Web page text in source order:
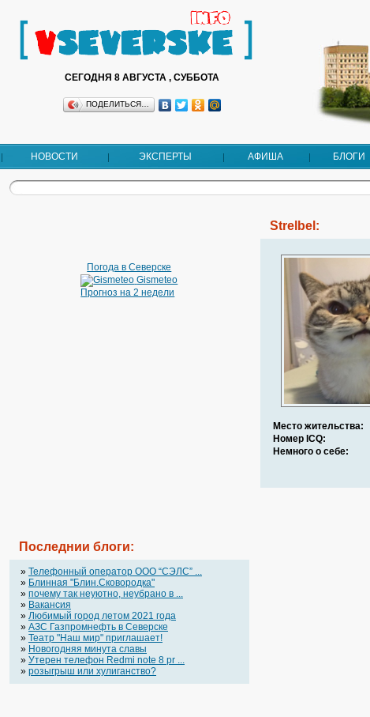
СЕГОДНЯ 8 АВГУСТА , СУББОТА
ПОДЕЛИТЬСЯ…
НОВОСТИ ЭКСПЕРТЫ АФИША БЛОГИ
Погода в Северске
Gismeteo
Прогноз на 2 недели
Последнии блоги:
» Телефонный оператор OOO “СЭЛС” ...
» Блинная "Блин.Сковородка"
» почему так неуютно, неубрано в ...
» Вакансия
» Любимый город летом 2021 года
» АЗС Газпромнефть в Северске
» Театр "Наш мир" приглашает!
» Новогодняя минута славы
» Утерен телефон Redmi note 8 pr ...
» розыгрыш или хулиганство?
Strelbel:
Место жительства:
Номер ICQ:
Немного о себе: